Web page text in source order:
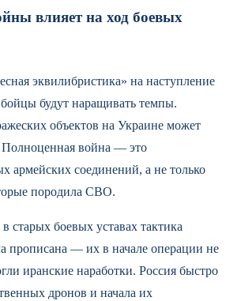
влияет на ход боевых
эквилибристика» на наступление
будут наращивать темпы.
объектов на Украине может
Полноценная война — это
армейских соединений, а не только
породила СВО.
старых боевых уставах тактика
прописана — их в начале операции не
иранские наработки. Россия быстро
дронов и начала их